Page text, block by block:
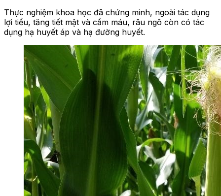
Thực nghiệm khoa học đã chứng minh, ngoài tác dụng
lợi tiểu, tăng tiết mật và cầm máu, râu ngô còn có tác
dụng hạ huyết áp và hạ đường huyết.